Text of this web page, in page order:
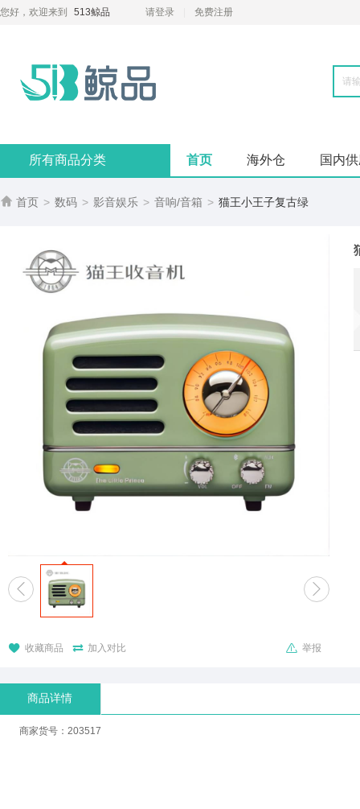
您好，欢迎来到 513鲸品 请登录 免费注册
所有商品分类 首页 海外仓 国内
 首页 > 数码 > 影音娱乐 > 音响/音箱 > 猫王小王子复古绿
 
 收藏商品  加入对比  举报
商品详情
商家货号：203517